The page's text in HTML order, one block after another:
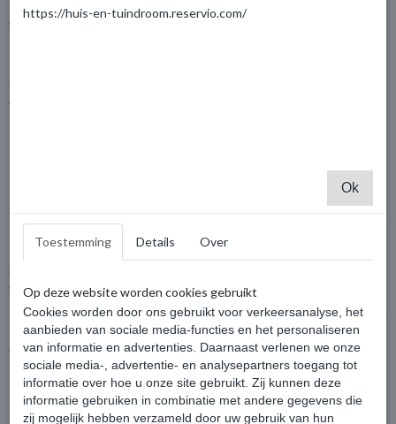
Weerbestendige en onderhoudsarme
weersomstandigheden:
10 jaar garantie op stalen carports
wat staat voor kwaliteit, duurzaamheid en betrouwbaarheid.
Waarom kiezen voor een stalen
carport?
Extra stevige constructie van dikwandig staal
https://huis-en-tuindroom.reservio.com/
Ok
Toestemming Details Over
Op deze website worden cookies gebruikt
Cookies worden door ons gebruikt voor verkeersanalyse, het
aanbieden van sociale media-functies en het personaliseren
van informatie en advertenties. Daarnaast verlenen we onze
sociale media-, advertentie- en analysepartners toegang tot
informatie over hoe u onze site gebruikt. Zij kunnen deze
informatie gebruiken in combinatie met andere gegevens die
zij mogelijk hebben verzameld door uw gebruik van hun